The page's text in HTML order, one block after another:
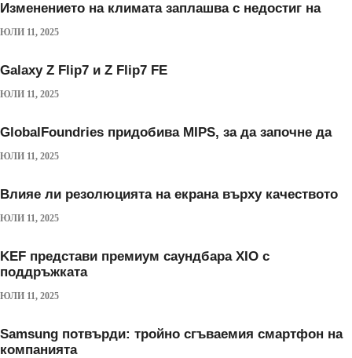
Изменението на климата заплашва с недостиг на
ЮЛИ 11, 2025
Galaxy Z Flip7 и Z Flip7 FE
ЮЛИ 11, 2025
GlobalFoundries придобива MIPS, за да започне да
ЮЛИ 11, 2025
Влияе ли резолюцията на екрана върху качеството
ЮЛИ 11, 2025
KEF представи премиум саундбара XIO с
поддръжката
ЮЛИ 11, 2025
Samsung потвърди: тройно сгъваемия смартфон на
компанията